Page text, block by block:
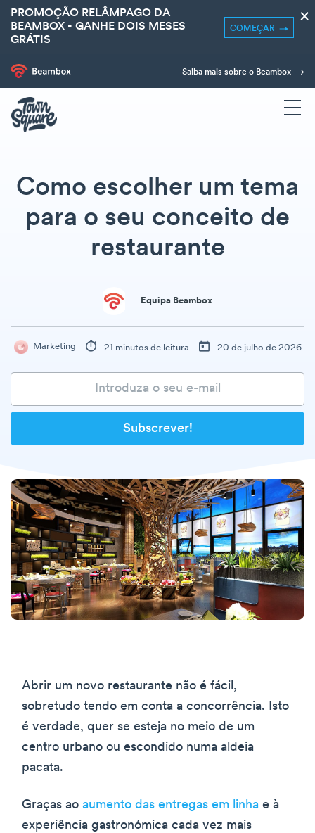
PROMOÇÃO RELÂMPAGO DA
BEAMBOX - GANHE DOIS MESES
GRÁTIS
COMEÇAR
×
Saiba mais sobre o Beambox
Como escolher um tema
para o seu conceito de
restaurante
Equipa Beambox
Marketing 21 minutos de leitura 20 de julho de 2026
Abrir um novo restaurante não é fácil,
sobretudo tendo em conta a concorrência. Isto
é verdade, quer se esteja no meio de um
centro urbano ou escondido numa aldeia
pacata.
Graças ao aumento das entregas em linha e à
experiência gastronómica cada vez mais